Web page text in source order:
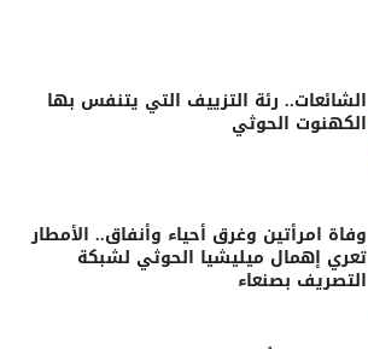
الشائعات.. رئة التزييف التي يتنفس بها
الكهنوت الحوثي
وفاة امرأتين وغرق أحياء وأنفاق.. الأمطار
تعري إهمال ميليشيا الحوثي لشبكة
التصريف بصنعاء